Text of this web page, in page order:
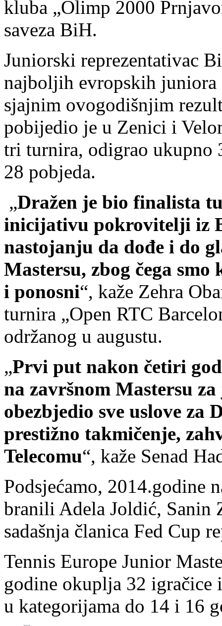
kluba „Olimp 2000
saveza BiH.
Juniorski reprezentativac
najboljih evropskih
sjajnim ovogodišnjim
pobijedio je u Zenici i
tri turnira, odigrao ukupno
28 pobjeda.
„Dražen je bio finalista
inicijativu pokrovitelji iz
nastojanju da dođe i do
Mastersu, zbog čega
i ponosni“, kaže Zehra
turnira „Open RTC
održanog u augustu.
„Prvi put nakon četiri
na završnom Mastersu
obezbjedio sve uslove za
prestižno takmičenje,
Telecomu“, kaže Senad
Podsjećamo, 2014.godine
branili Adela Joldić, Sanin
sadašnja članica Fed Cup
Tennis Europe Junior
godine okuplja 32 igračice
u kategorijama do 14 i 16